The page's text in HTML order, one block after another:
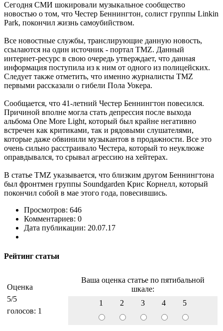
Сегодня СМИ шокировали музыкальное сообщество
новостью о том, что Честер Беннингтон, солист группы Linkin
Park, покончил жизнь самоубийством.
Все новостные службы, транслирующие данную новость,
ссылаются на один источник - портал TMZ. Данный
интернет-ресурс в свою очередь утверждает, что данная
информация поступила из к ним от одного из полицейских.
Следует также отметить, что именно журналисты TMZ
первыми рассказали о гибели Пола Уокера.
Сообщается, что 41-летний Честер Беннингтон повесился.
Причиной вполне могла стать депрессия после выхода
альбома One More Light, который был крайне негативно
встречен как критиками, так и рядовыми слушателями,
которые даже обвинили музыкантов в продажности. Все это
очень сильно расстраивало Честера, который то неуклюже
оправдывался, то срывал агрессию на хейтерах.
В статье TMZ указывается, что близким другом Беннингтона
был фронтмен группы Soundgarden Крис Корнелл, который
покончил собой в мае этого года, повесившись.
Просмотров: 646
Комментариев: 0
Дата публикации: 20.07.17
Рейтинг статьи
Оценка
5/5
голосов: 1
Ваша оценка статье по пятибальной
шкале:
1
2 3 4 5